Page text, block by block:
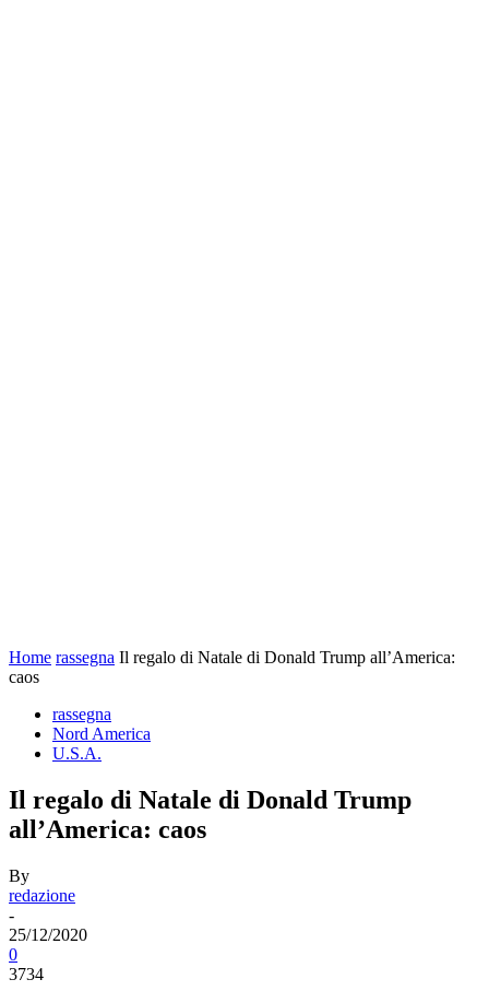
Home rassegna Il regalo di Natale di Donald Trump all’America:
caos
rassegna
Nord America
U.S.A.
Il regalo di Natale di Donald Trump
all’America: caos
By
redazione
-
25/12/2020
0
3734